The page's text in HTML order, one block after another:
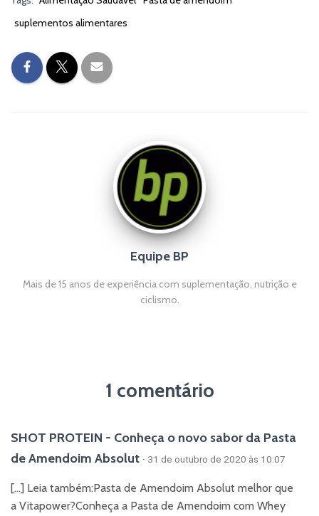
suplementos alimentares
Equipe BP
Mais de 15 anos de experiência com suplementação, nutrição e
ciclismo.
1 comentário
SHOT PROTEIN - Conheça o novo sabor da Pasta
de Amendoim Absolut · 31 de outubro de 2020 às 10:07
[…] Leia também:Pasta de Amendoim Absolut melhor que
a Vitapower?Conheça a Pasta de Amendoim com Whey